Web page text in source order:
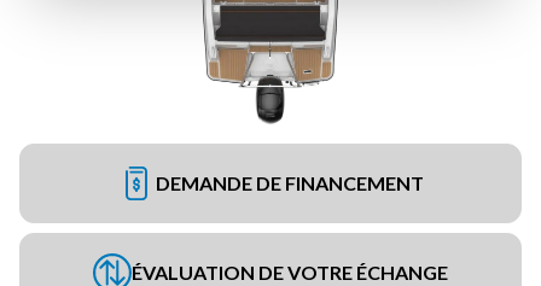
DEMANDE DE FINANCEMENT
ÉVALUATION DE VOTRE ÉCHANGE